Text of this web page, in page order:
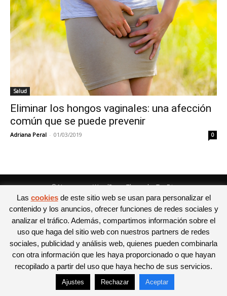
Salud
Eliminar los hongos vaginales: una afección
común que se puede prevenir
Adriana Peral - 01/03/2019 0
© Newspaper WordPress Theme by TagDiv
Las cookiesde este sitio web se usan para personalizar el
contenido y los anuncios, ofrecer funciones de redes sociales y
analizar el tráfico. Además, compartimos información sobre el
uso que haga del sitio web con nuestros partners de redes
sociales, publicidad y análisis web, quienes pueden combinarla
con otra información que les haya proporcionado o que hayan
recopilado a partir del uso que haya hecho de sus servicios.
Ajustes Rechazar Aceptar